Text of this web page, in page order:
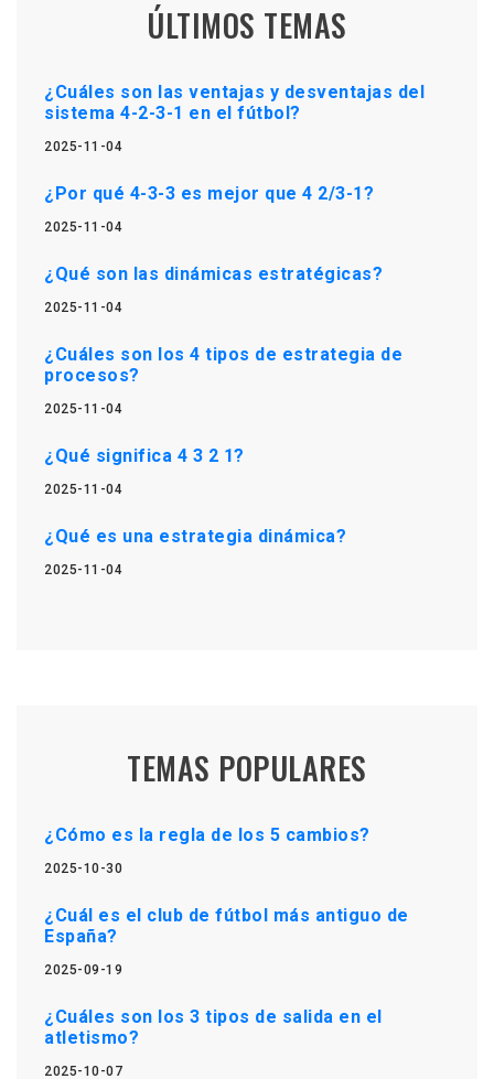
ÚLTIMOS TEMAS
¿Cuáles son las ventajas y desventajas del
sistema 4-2-3-1 en el fútbol?
2025-11-04
¿Por qué 4-3-3 es mejor que 4 2/3-1?
2025-11-04
¿Qué son las dinámicas estratégicas?
2025-11-04
¿Cuáles son los 4 tipos de estrategia de
procesos?
2025-11-04
¿Qué significa 4 3 2 1?
2025-11-04
¿Qué es una estrategia dinámica?
2025-11-04
TEMAS POPULARES
¿Cómo es la regla de los 5 cambios?
2025-10-30
¿Cuál es el club de fútbol más antiguo de
España?
2025-09-19
¿Cuáles son los 3 tipos de salida en el
atletismo?
2025-10-07